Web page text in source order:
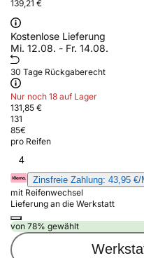
139,21 €
Kostenlose Lieferung
Mi. 12.08. - Fr. 14.08.
30 Tage Rückgaberecht
Nur noch 18 auf Lager
131,85 €
131
85€
pro Reifen
4
Zinsfreie Zahlung: 43,95
mit Reifenwechsel
Lieferung an die Werkstatt
von 78% gewählt